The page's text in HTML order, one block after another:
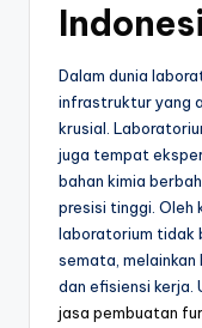
Dalam dunia
infrastruktur yang
krusial.
juga tempat
bahan kimia
presisi tinggi. Oleh
laboratorium tidak
semata,
dan efisiensi kerja.
jasa pembuatan